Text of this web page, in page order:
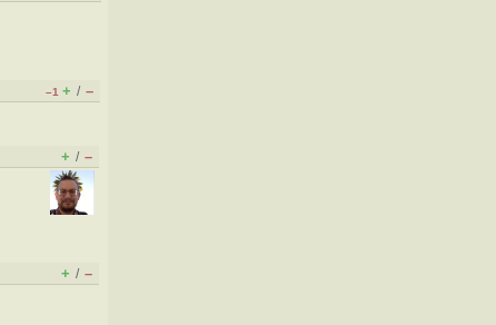
–1 + / –
+ / –
+ / –